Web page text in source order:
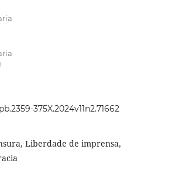
375X.2024v11n2.71662
Liberdade de imprensa,